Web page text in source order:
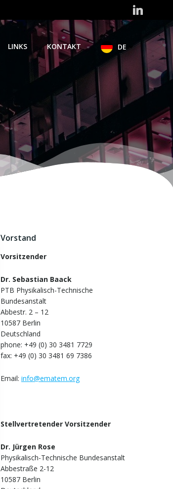
LINKS KONTAKT DE
Vorstand
Vorsitzender
Dr. Sebastian Baack
PTB Physikalisch-Technische
Bundesanstalt
Abbestr. 2 – 12
10587 Berlin
Deutschland
phone: +49 (0) 30 3481 7729
fax: +49 (0) 30 3481 69 7386
Email: info@ematem.org
Stellvertretender Vorsitzender
Dr. Jürgen Rose
Physikalisch-Technische Bundesanstalt
Abbestraße 2-12
10587 Berlin